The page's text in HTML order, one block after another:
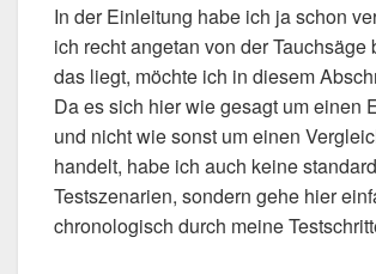
In der Einleitung habe ich ja schon
ich recht angetan von der Tauchsäge
das liegt, möchte ich in diesem
Da es sich hier wie gesagt um einen
und nicht wie sonst um einen
handelt, habe ich auch keine
Testszenarien, sondern gehe hier
chronologisch durch meine